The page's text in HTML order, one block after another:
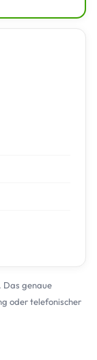
Das genaue
oder telefonischer